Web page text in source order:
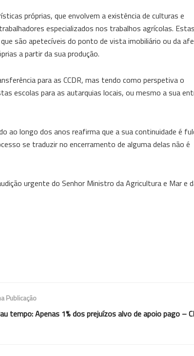
próprias, que envolvem a existência de culturas e
especializados nos trabalhos agrícolas. Estas
são apetecíveis do ponto de vista imobiliário ou da
a partir da sua produção.
para as CCDR, mas tendo como perspetiva o
escolas para as autarquias locais, ou mesmo a sua
ao longo dos anos reafirma que a sua continuidade é
se traduzir no encerramento de alguma delas não é
urgente do Senhor Ministro da Agricultura e Mar e
Publicação
tempo: Apenas 1% dos prejuízos alvo de apoio pago –